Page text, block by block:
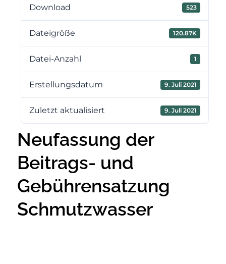
Download 523
Dateigröße 120.87K
Datei-Anzahl 1
Erstellungsdatum 9. Juli 2021
Zuletzt aktualisiert 9. Juli 2021
Neufassung der
Beitrags- und
Gebührensatzung
Schmutzwasser